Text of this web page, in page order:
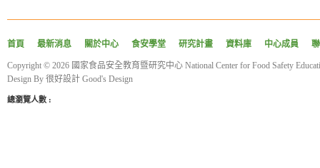
首頁 最新消息 關於中心 食安學堂 研究計畫 資料庫 中心成員
Copyright © 2026 國家食品安全教育暨研究中心 National Center for Food Safety
Design By 很好設計 Good's Design
總瀏覽人數 :